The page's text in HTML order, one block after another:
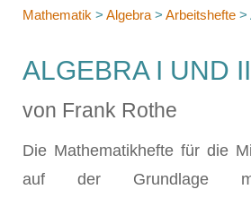
Mathematik > Algebra > Arbeitshefte >
ALGEBRA I UND II
von Frank Rothe
Die Mathematikhefte für die
auf der Grundlage